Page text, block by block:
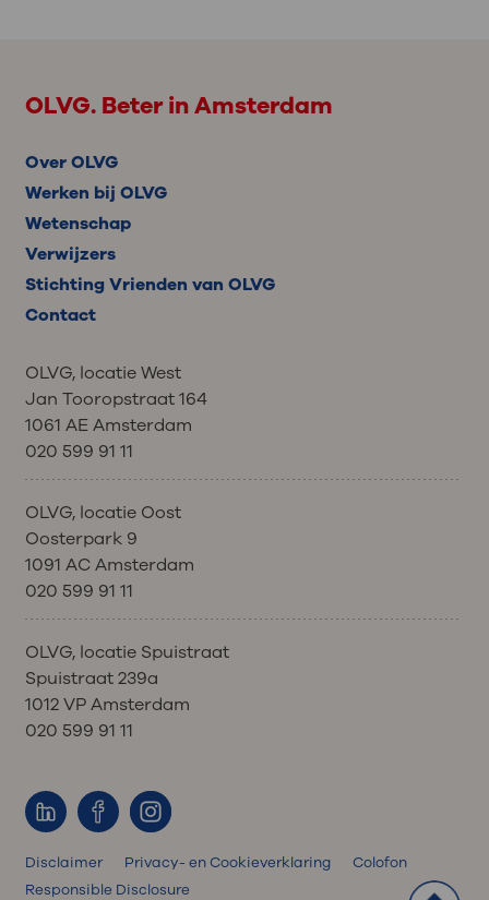
OLVG. Beter in Amsterdam
Over OLVG
Werken bij OLVG
Wetenschap
Verwijzers
Stichting Vrienden van OLVG
Contact
OLVG, locatie West
Jan Tooropstraat 164
1061 AE Amsterdam
020 599 91 11
OLVG, locatie Oost
Oosterpark 9
1091 AC Amsterdam
020 599 91 11
OLVG, locatie Spuistraat
Spuistraat 239a
1012 VP Amsterdam
020 599 91 11
Disclaimer Privacy- en Cookieverklaring
Colofon
Responsible Disclosure